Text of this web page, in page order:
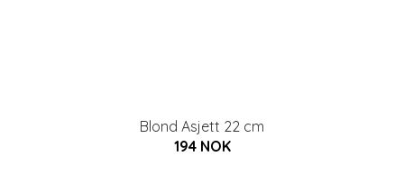
Blond Asjett 22 cm
194 NOK